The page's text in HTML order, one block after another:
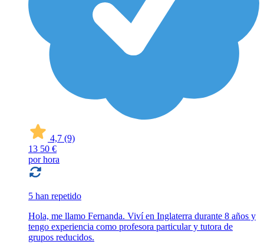
4,7 (9)
13 50 €
por hora
5 han repetido
Hola, me llamo Fernanda. Viví en Inglaterra durante 8 años y
tengo experiencia como profesora particular y tutora de
grupos reducidos.